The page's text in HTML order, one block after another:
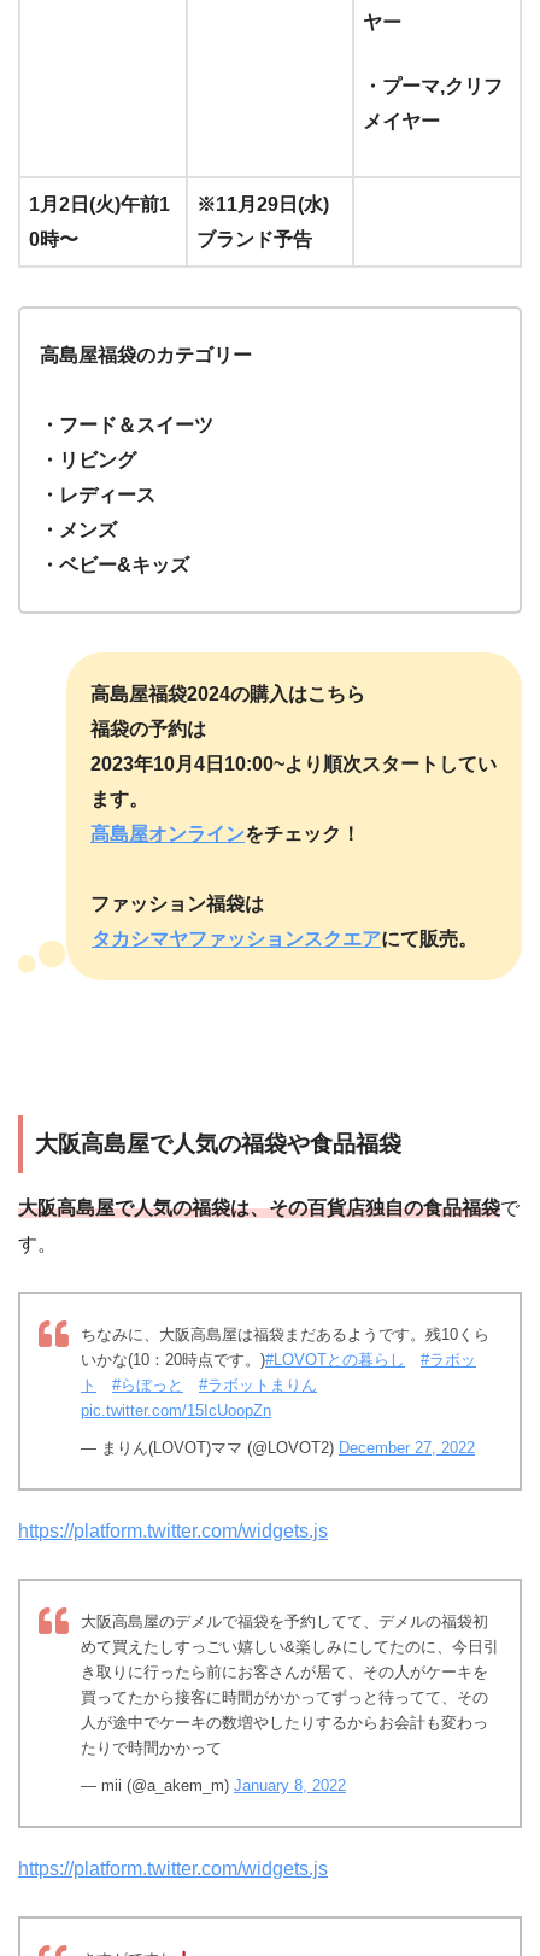
ヤー
・プーマ,クリフ
メイヤー
1月2日(火)午前1
0時〜
※11月29日(水)
ブランド予告
高島屋福袋のカテゴリー
・フード＆スイーツ
・リビング
・レディース
・メンズ
・ベビー&キッズ
高島屋福袋2024の購入はこちら
福袋の予約は
2023年10月4日10:00~より順次スタートしてい
ます。
高島屋オンラインをチェック！
ファッション福袋は
タカシマヤファッションスクエアにて販売。
大阪高島屋で人気の福袋や食品福袋
大阪高島屋で人気の福袋は、その百貨店独自の食品福袋で
す。
ちなみに、大阪高島屋は福袋まだあるようです。残10くら
いかな(10：20時点です。)#LOVOTとの暮らし
#ラボッ
ト
#らぼっと
#ラボットまりん
pic.twitter.com/15IcUoopZn
— まりん(LOVOT)ママ (@LOVOT2) December 27, 2022
https://platform.twitter.com/widgets.js
大阪高島屋のデメルで福袋を予約してて、デメルの福袋初
めて買えたしすっごい嬉しい&楽しみにしてたのに、今日引
き取りに行ったら前にお客さんが居て、その人がケーキを
買ってたから接客に時間がかかってずっと待ってて、その
人が途中でケーキの数増やしたりするからお会計も変わっ
たりで時間かかって
— mii (@a_akem_m) January 8, 2022
https://platform.twitter.com/widgets.js